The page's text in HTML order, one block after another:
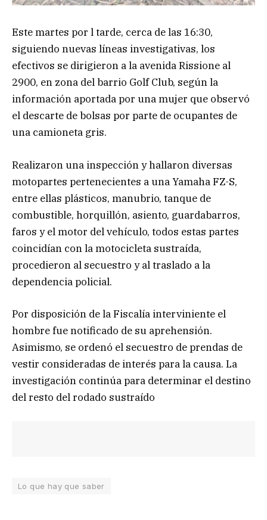
Este martes por l tarde, cerca de las 16:30,
siguiendo nuevas líneas investigativas, los
efectivos se dirigieron a la avenida Rissione al
2900, en zona del barrio Golf Club, según la
información aportada por una mujer que observó
el descarte de bolsas por parte de ocupantes de
una camioneta gris.
Realizaron una inspección y hallaron diversas
motopartes pertenecientes a una Yamaha FZ-S,
entre ellas plásticos, manubrio, tanque de
combustible, horquillón, asiento, guardabarros,
faros y el motor del vehículo, todos estas partes
coincidían con la motocicleta sustraída,
procedieron al secuestro y al traslado a la
dependencia policial.
Por disposición de la Fiscalía interviniente el
hombre fue notificado de su aprehensión.
Asimismo, se ordenó el secuestro de prendas de
vestir consideradas de interés para la causa. La
investigación continúa para determinar el destino
del resto del rodado sustraído
Lo que hay que saber